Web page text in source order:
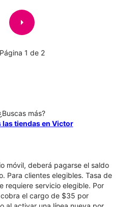
arrow_right
Página 1 de 2
más?
las tiendas en Victor
móvil, deberá pagarse el saldo
Para clientes elegibles. Tasa de
requiere servicio elegible. Por
el cargo de $35 por